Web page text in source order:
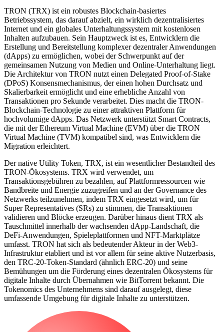
TRON (TRX) ist ein robustes Blockchain-basiertes
Betriebssystem, das darauf abzielt, ein wirklich dezentralisiertes
Internet und ein globales Unterhaltungssystem mit kostenlosen
Inhalten aufzubauen. Sein Hauptzweck ist es, Entwicklern die
Erstellung und Bereitstellung komplexer dezentraler Anwendungen
(dApps) zu ermöglichen, wobei der Schwerpunkt auf der
gemeinsamen Nutzung von Medien und Online-Unterhaltung liegt.
Die Architektur von TRON nutzt einen Delegated Proof-of-Stake
(DPoS) Konsensmechanismus, der einen hohen Durchsatz und
Skalierbarkeit ermöglicht und eine erhebliche Anzahl von
Transaktionen pro Sekunde verarbeitet. Dies macht die TRON-
Blockchain-Technologie zu einer attraktiven Plattform für
hochvolumige dApps. Das Netzwerk unterstützt Smart Contracts,
die mit der Ethereum Virtual Machine (EVM) über die TRON
Virtual Machine (TVM) kompatibel sind, was Entwicklern die
Migration erleichtert.
Der native Utility Token, TRX, ist ein wesentlicher Bestandteil des
TRON-Ökosystems. TRX wird verwendet, um
Transaktionsgebühren zu bezahlen, auf Plattformressourcen wie
Bandbreite und Energie zuzugreifen und an der Governance des
Netzwerks teilzunehmen, indem TRX eingesetzt wird, um für
Super Representatives (SRs) zu stimmen, die Transaktionen
validieren und Blöcke erzeugen. Darüber hinaus dient TRX als
Tauschmittel innerhalb der wachsenden dApp-Landschaft, die
DeFi-Anwendungen, Spieleplattformen und NFT-Marktplätze
umfasst. TRON hat sich als bedeutender Akteur in der Web3-
Infrastruktur etabliert und ist vor allem für seine aktive Nutzerbasis,
den TRC-20-Token-Standard (ähnlich ERC-20) und seine
Bemühungen um die Förderung eines dezentralen Ökosystems für
digitale Inhalte durch Übernahmen wie BitTorrent bekannt. Die
Tokenomics des Unternehmens sind darauf ausgelegt, diese
umfassende Umgebung für digitale Inhalte zu unterstützen.